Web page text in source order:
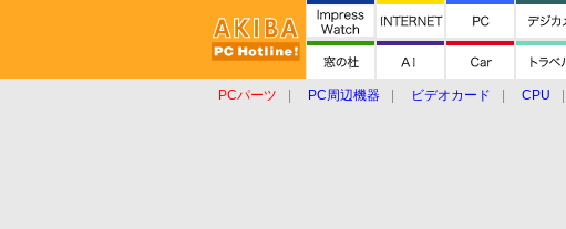
PCパーツ PC周辺機器 ビデオカード CPU